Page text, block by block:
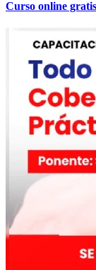
Curso online